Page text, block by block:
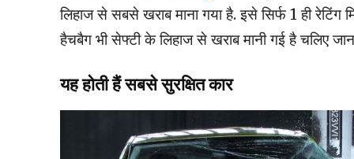
लिहाज से सबसे खराब माना गया है. इसे सिर्फ 1 ही रेटिंग
हैचबैग भी सेफ्टी के लिहाज से खराब मानी गई है चलिए
यह होती हैं सबसे सुरक्षित कार